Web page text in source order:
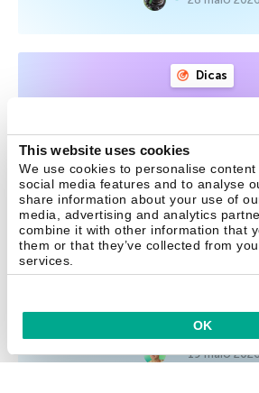
This website uses cookies
We use cookies to personalise
social media features and to analyse
share information about your use of
media, advertising and analytics
combine it with other information that
them or that they’ve collected from
services.
OK
Dicas
Por que quase
podem ser
de um
Revisamos um estudo que
sobre o comprometimento de
dark web. As descobertas são
as senhas podem ser quebradas
minuto, e três em cada cinco levam
19 maio